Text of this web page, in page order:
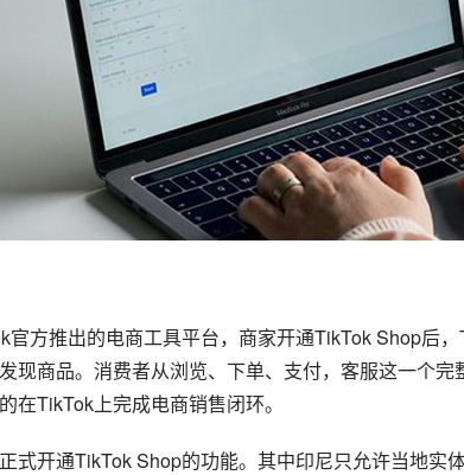
官方推出的电商工具平台，商家开通TikTok Shop后
现商品。消费者从浏览、下单、支付，客服这一个
在TikTok上完成电商销售闭环。
式开通TikTok Shop的功能。其中印尼只允许当地实